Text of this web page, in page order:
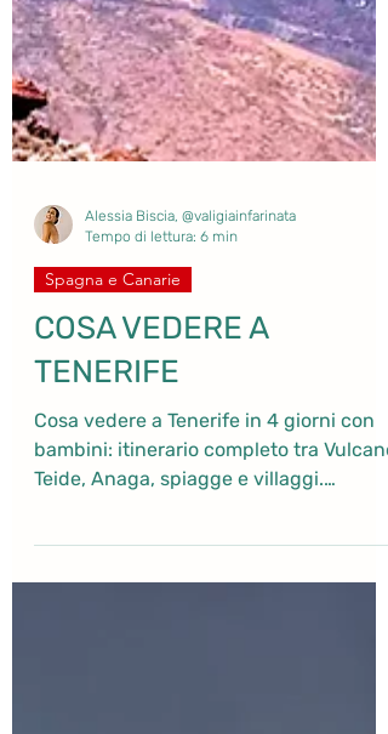
Alessia Biscia, @valigiainfarinata
Tempo di lettura: 6 min
Spagna e Canarie
COSA VEDERE A
TENERIFE
Cosa vedere a Tenerife in 4 giorni con
Teide, Anaga, spiagge e villaggi.